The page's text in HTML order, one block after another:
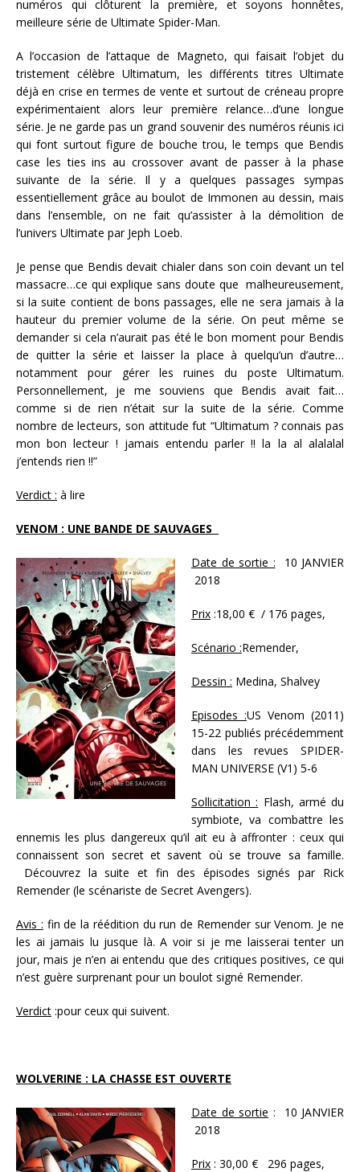
numéros qui clôturent la première, et soyons honnêtes,
meilleure série de Ultimate Spider-Man.
A l’occasion de l’attaque de Magneto, qui faisait l’objet du
tristement célèbre Ultimatum, les différents titres Ultimate
déjà en crise en termes de vente et surtout de créneau propre
expérimentaient alors leur première relance…d’une longue
série. Je ne garde pas un grand souvenir des numéros réunis ici
qui font surtout figure de bouche trou, le temps que Bendis
case les ties ins au crossover avant de passer à la phase
suivante de la série. Il y a quelques passages sympas
essentiellement grâce au boulot de Immonen au dessin, mais
dans l’ensemble, on ne fait qu’assister à la démolition de
l’univers Ultimate par Jeph Loeb.
Je pense que Bendis devait chialer dans son coin devant un tel
massacre…ce qui explique sans doute que malheureusement,
si la suite contient de bons passages, elle ne sera jamais à la
hauteur du premier volume de la série. On peut même se
demander si cela n’aurait pas été le bon moment pour Bendis
de quitter la série et laisser la place à quelqu’un d’autre…
notamment pour gérer les ruines du poste Ultimatum.
Personnellement, je me souviens que Bendis avait fait…
comme si de rien n’était sur la suite de la série. Comme
nombre de lecteurs, son attitude fut “Ultimatum ? connais pas
mon bon lecteur ! jamais entendu parler !! la la al alalalal
j’entends rien !!”
Verdict : à lire
VENOM : UNE BANDE DE SAUVAGES
Date de sortie : 10 JANVIER
2018
Prix :18,00 € / 176 pages,
Scénario :Remender,
Dessin : Medina, Shalvey
Episodes :US Venom (2011)
15-22 publiés précédemment
dans les revues SPIDER-
MAN UNIVERSE (V1) 5-6
Sollicitation : Flash, armé du
symbiote, va combattre les
ennemis les plus dangereux qu’il ait eu à affronter : ceux qui
connaissent son secret et savent où se trouve sa famille.
Découvrez la suite et fin des épisodes signés par Rick
Remender (le scénariste de Secret Avengers).
Avis : fin de la réédition du run de Remender sur Venom. Je ne
les ai jamais lu jusque là. A voir si je me laisserai tenter un
jour, mais je n’en ai entendu que des critiques positives, ce qui
n’est guère surprenant pour un boulot signé Remender.
Verdict :pour ceux qui suivent.
WOLVERINE : LA CHASSE EST OUVERTE
Date de sortie : 10 JANVIER
2018
Prix : 30,00 € 296 pages,